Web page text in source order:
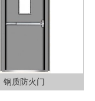
钢质防火门